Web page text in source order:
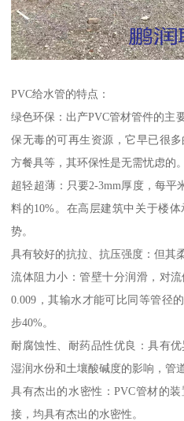
PVC给水管的特点：
绿色环保：出产PVC管材管件的主
保无毒的可再生资源，它早已很
方餐具等，其环保性是无需忧虑的。
超轻超薄：只要2-3mm厚度，每平
料的10%。在高层建筑中关于楼
势。
具有较好的抗拉、抗压强度：但其
流体阻力小：管壁十分润滑，对
0.009，其输水才能可比同等管径
步40%。
耐腐蚀性、耐药品性优良：具有
湿润水份和土壤酸碱度的影响，管
具有杰出的水密性：PVC管材的
接，均具有杰出的水密性。